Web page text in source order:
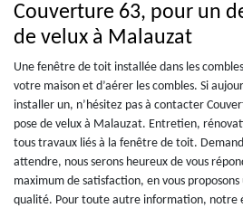
Couverture 63, pour un
de velux à Malauzat
Une fenêtre de toit installée dans les
votre maison et d’aérer les combles. Si
installer un, n’hésitez pas à contacter
pose de velux à Malauzat. Entretien,
tous travaux liés à la fenêtre de toit.
attendre, nous serons heureux de vous
maximum de satisfaction, en vous
qualité. Pour toute autre information, notre